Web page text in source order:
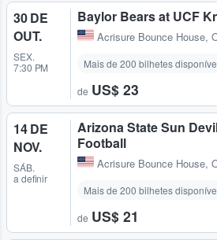
30 DE
OUT.
SEX.
7:30 PM
Baylor Bears at UCF
Acrisure Bounce House,
Mais de 200 bilhetes
de US$ 23
14 DE
NOV.
SÁB.
a definir
Arizona State Sun
Football
Acrisure Bounce House,
Mais de 200 bilhetes
de US$ 21